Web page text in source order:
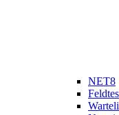
NET8